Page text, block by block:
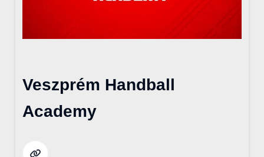
Veszprém Handball
Academy